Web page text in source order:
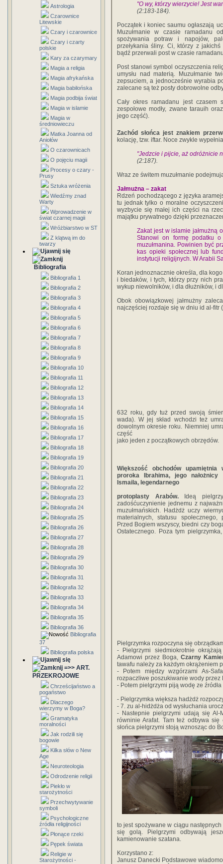
Astrologia
Czarownice
Litewskie
Czary i czarownice
Czary i czarty
polskie
Kary za czarymary
Magia a religia
Magia afrykańska
Magia babilońska
Magia podbija świat
Magia w islamie
Magia w
średniowieczu
Matka Joanna od
Aniołów
O czarownicach
O pojęciu magii
Procesy o czary -
Prusy
Sztuka wróżenia
Wiedźmy znad
Warty
Wprowadzenie w
świat czarnej magii
Wróżbiarstwo w ST
Z klątwą im do
twarzy
Bibliografia
Bibliografia 1
Bibliografia 2
Bibliografia 3
Bibliografia 4
Bibliografia 5
Bibliografia 6
Bibliografia 7
Bibliografia 8
Bibliografia 9
Bibliografia 10
Bibliografia 11
Bibliografia 12
Bibliografia 13
Bibliografia 14
Bibliografia 15
Bibliografia 16
Bibliografia 17
Bibliografia 18
Bibliografia 19
Bibliografia 20
Bibliografia 21
Bibliografia 22
Bibliografia 23
Bibliografia 24
Bibliografia 25
Bibliografia 26
Bibliografia 27
Bibliografia 28
Bibliografia 29
Bibliografia 30
Bibliografia 31
Bibliografia 32
Bibliografia 33
Bibliografia 34
Bibliografia 35
Bibliografia 36
Bibliografia
37
Bibliografia polska
=>> ART.
PRZEKROJOWE
Chrześcijaństwo a
pogaństwo
Dlaczego
wierzymy w Boga?
Gramatyka
moralności
Jak rodzili się
bogowie
Kilka słów o New
Age
Neuroteologia
Odrodzenie religii
Piekło w
starożytności
Przechwytywanie
symboli
Psychologiczne
źródła religijności
Płonące rzeki
Pępek świata
Religie w
Starożytności -
"O wy, którzy wierzycie! Jest
(2:183-184).
Początek i koniec saumu ogłaszają
Muzułmanie w czasie ramadanu
spożywania potraw i napojów,
przełykania śliny. Ci, którzy z
bądź przerwali post w czasie
Post stanowi symbol oczyszczenia
umysłu nad materią. Muzułmanie
zepsuciem, a jednocześnie wyrabia
zalecane są też posty dobrowolne
Cały okres ramadanu jest czasem
zespołowe modły, zwane tarauih
jego część).
Zachód słońca jest znakiem
kolację, tzw. iftar. Noce zwykle
"Jedzcie i pijcie, aż odróżnicie
(2:187).
Wraz ze świtem muzułmanie
Jałmużna – zakat
Rdzeń pochodzącego z języka
tu jednak tylko o moralne
wyzbycie się małej ich części na
majątku prywatnego dzięki
Zakat jest w islamie jałmużną
Stanowi on formę podatku
muzułmanina. Powinien być
kas opieki społecznej lub
instytucji religijnych. W Arabii
Koran jednoznacznie określa, dla
i biedaków, i tych, którzy przy nich
wykup niewolników, i dla dłużników, i
Obok obowiązkowej jałmużny
najczęściej rozdaje się w dniu id al-fitr
632 roku, gdy tuż przed swoją
wada). W jej skład wchodzi też
dowolnym okresie roku. Niemniej
część
jako jeden z początkowych obrzędów.
Większość obchodów upamiętnia
proroka Ibrahima, jego
Ismaila, legendarnego
protoplasty Arabów.Ideą
zadośćuczynienie jednemu z
muzułmańskich. Hadżdż uczy
materialnych, statusu społecznego,
Przed Bogiem wszyscy, biedni czy
Ostatecznego. Poza tym
Pielgrzymka rozpoczyna się
- Pielgrzymi siedmiokrotnie
Adamowi przez Boga, Czarny
tawafu należy za każdym okrążeniem
- Potem między wzgórzami As-
rozpaczliwe poszukiwanie wody przez
- Potem pielgrzymi piją wodę ze źródła
- Pielgrzymka większa hadżdż
- 7. zu al-hidżdża od wysłuchania
- Nastepnie pielgrzymi udają się
równinie Arafat. Tam też odbywa
słońca pielgrzymi stoją wznosząc do
to jest spożywane w ciągu
się golą. Pielgrzymi odbywają
kamienowanie szatana.
Korzystano z:
Janusz Danecki Podstawowe